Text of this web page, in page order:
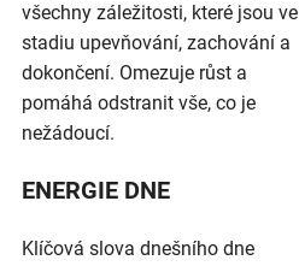
všechny záležitosti, které jsou ve
stadiu upevňování, zachování a
dokončení. Omezuje růst a
pomáhá odstranit vše, co je
nežádoucí.
ENERGIE DNE
Klíčová slova dnešního dne